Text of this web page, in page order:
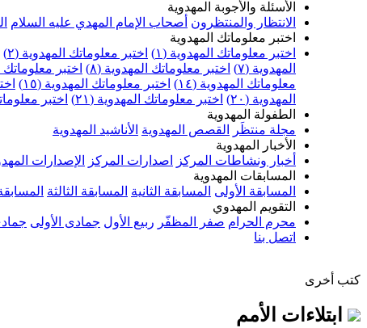
الأسئلة والأجوبة المهدوية
الانتظار والمنتظرون أصحاب الإمام المهدي عليه السلام
اختبر معلوماتك المهدوية
اختبر معلوماتك المهدوية (١)
اختبر معلوماتك المهدوية (٢)
المهدوية (٧)
اختبر معلوماتك المهدوية (٨) اختبر معلوماتك
معلوماتك المهدوية (١٤)
اختبر معلوماتك المهدوية (١٥)
المهدوية (٢٠)
اختبر معلوماتك المهدوية (٢١) اختبر
الطفولة المهدوية
مجلة منتظَر
القصص المهدوية الأناشيد المهدوية
الأخبار المهدوية
أخبار ونشاطات المركز
اصدارات المركز الإصدارات
المسابقات المهدوية
المسابقة الأولى المسابقة الثانية المسابقة الثالثة
التقويم المهدوي
محرم الحرام صفر المظفّر ربيع الأول جمادى الأولى
اتصل بنا
كتب أخرى
ابتلاءات الأمم